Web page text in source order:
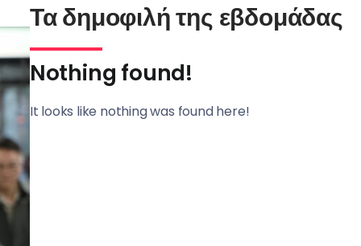
Τα δημοφιλή της εβδομάδας
Nothing found!
It looks like nothing was found here!